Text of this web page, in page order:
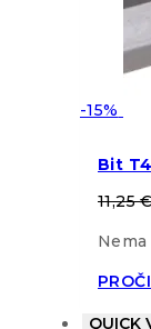
-15%
Bit
11,25
QUICK